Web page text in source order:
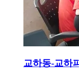
교하동-교하